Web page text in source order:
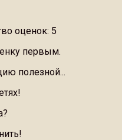
оценок: 5
первым.
полезной...